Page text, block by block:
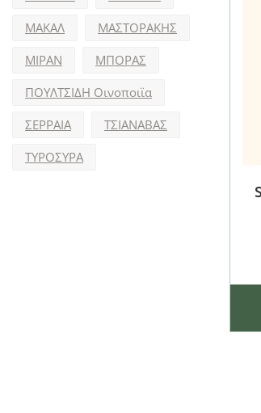
ΜΑΚΑΛ
ΜΑΣΤΟΡΑΚΗΣ
ΜΙΡΑΝ
ΜΠΟΡΑΣ
ΠΟΥΛΤΣΙΔΗ Οινοποιϊα
ΣΕΡΡΑΙΑ
ΤΣΙΑΝΑΒΑΣ
ΤΥΡΟΣΥΡΑ